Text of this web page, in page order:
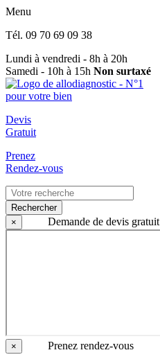
Menu
Tél. 09 70 69 09 38
Lundi à vendredi - 8h à 20h
Samedi - 10h à 15h Non surtaxé
Devis
Gratuit
Prenez
Rendez-vous
Rechercher
×
Demande de devis gratuit
× Prenez rendez-vous